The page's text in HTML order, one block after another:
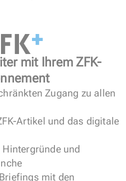
mit Ihrem ZFK-
Zugang zu allen
Artikel und das digitale
und
mit den